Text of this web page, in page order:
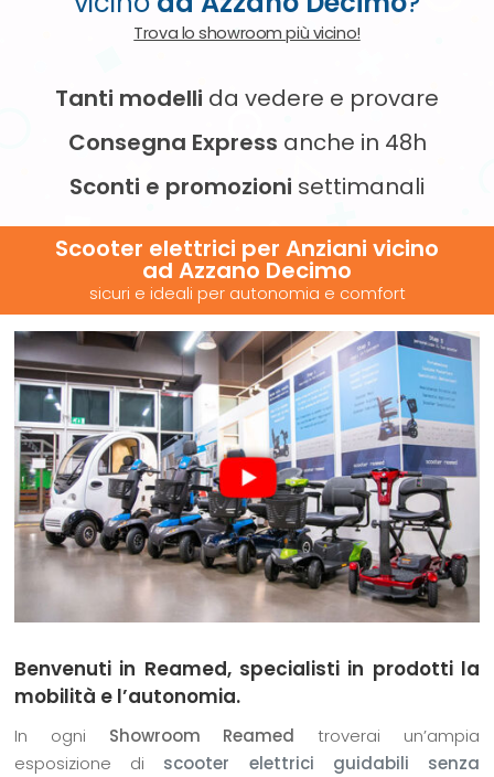
Trova lo showroom più vicino!
Tanti modelli da vedere e provare
Consegna Express anche in 48h
Sconti e promozioni settimanali
Scooter elettrici per Anziani vicino
ad Azzano Decimo
sicuri e ideali per autonomia e comfort
Benvenuti in Reamed, specialisti in prodotti la
mobilità e l’autonomia.
In ogni Showroom Reamed troverai un’ampia
esposizione di scooter elettrici guidabili senza